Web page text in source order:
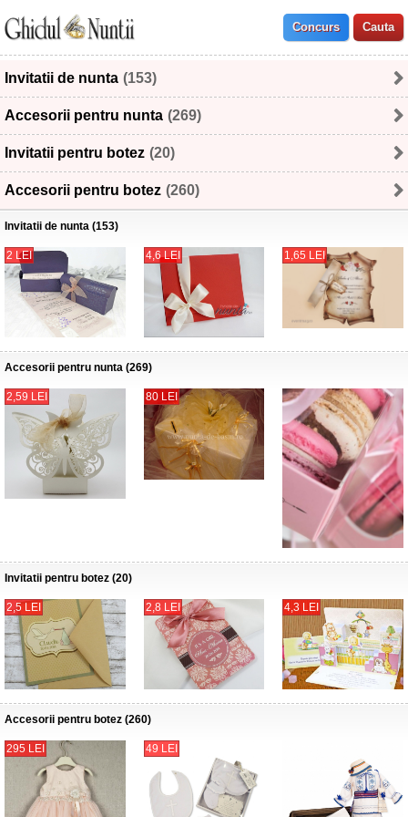
Invitatii de nunta (153)
Accesorii pentru nunta (269)
Invitatii pentru botez (20)
Accesorii pentru botez (260)
Invitatii de nunta (153)
2 LEI 4,6 LEI 1,65 LEI
Accesorii pentru nunta (269)
2,59 LEI 80 LEI
Invitatii pentru botez (20)
2,5 LEI 2,8 LEI 4,3 LEI
Accesorii pentru botez (260)
295 LEI 49 LEI